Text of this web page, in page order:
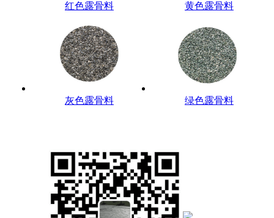
红色露骨料 黄色露骨料
灰色露骨料 绿色露骨料